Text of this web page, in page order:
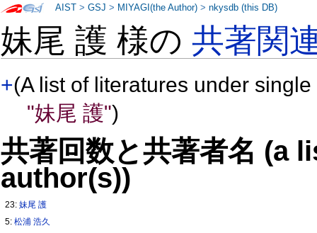
妹尾 護 様の共著関
+(A list of literatures under
"妹尾 護")
共著回数と共著者名 (a
author(s))
23:妹尾 護
5:松浦 浩久
AIST >GSJ > MIYAGI(the Author) >nkysdb (this DB)